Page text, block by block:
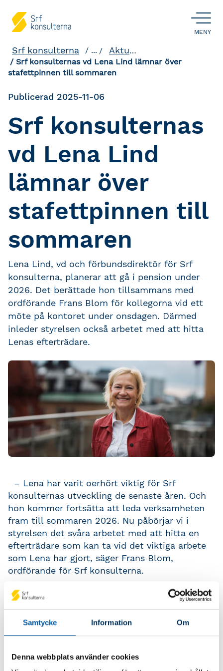
Samtycke Information Om
Denna webbplats använder cookies
ÖPPNA
MENY
Srf konsulterna ... Aktuellt och påverkan
Srf konsulternas vd Lena Lind lämnar över
stafettpinnen till sommaren
Publicerad 2025-11-06
Srf konsulternas
vd Lena Lind
lämnar över
stafettpinnen till
sommaren
Lena Lind, vd och förbundsdirektör för Srf
konsulterna, planerar att gå i pension under
2026. Det berättade hon tillsammans med
ordförande Frans Blom för kollegorna vid ett
möte på kontoret under onsdagen. Därmed
inleder styrelsen också arbetet med att hitta
Lenas efterträdare.
– Lena har varit oerhört viktig för Srf
konsulternas utveckling de senaste åren. Och
hon kommer fortsätta att leda verksamheten
fram till sommaren 2026. Nu påbörjar vi i
styrelsen det svåra arbetet med att hitta en
efterträdare som kan ta vid det viktiga arbete
som Lena har gjort, säger Frans Blom,
ordförande för Srf konsulterna.
Under onsdagens möte med medarbetarna
berättade Frans om hur planen ser ut för
egenskaper och erfarenheter som kommer
– Jag kan inte nog understryka hur